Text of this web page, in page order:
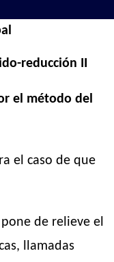
reducción II
el método del
el caso de que
de relieve el
llamadas